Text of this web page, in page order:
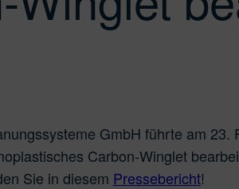
GmbH führte am
Carbon-Winglet
Sie in diesem Pressebericht!